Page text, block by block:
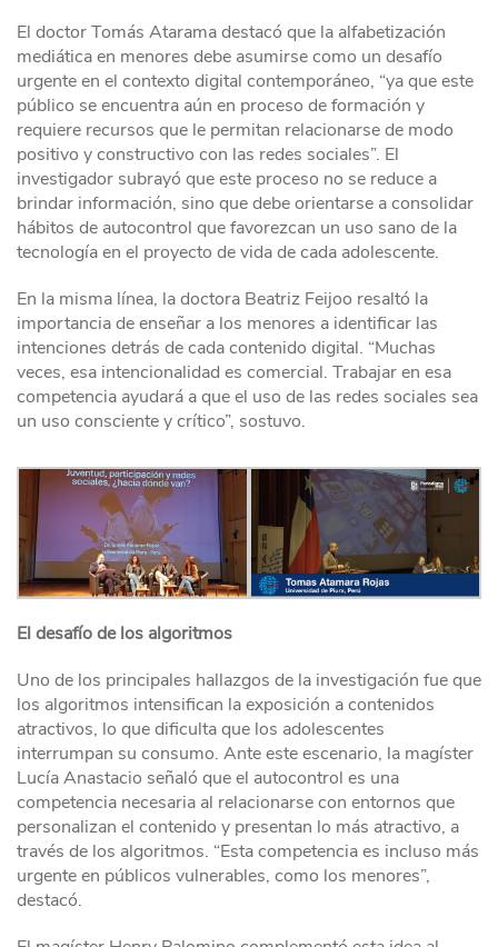
El doctor Tomás Atarama destacó que la alfabetización
mediática en menores debe asumirse como un desafío
urgente en el contexto digital contemporáneo, “ya que este
público se encuentra aún en proceso de formación y
requiere recursos que le permitan relacionarse de modo
positivo y constructivo con las redes sociales”. El
investigador subrayó que este proceso no se reduce a
brindar información, sino que debe orientarse a consolidar
hábitos de autocontrol que favorezcan un uso sano de la
tecnología en el proyecto de vida de cada adolescente.
En la misma línea, la doctora Beatriz Feijoo resaltó la
importancia de enseñar a los menores a identificar las
intenciones detrás de cada contenido digital. “Muchas
veces, esa intencionalidad es comercial. Trabajar en esa
competencia ayudará a que el uso de las redes sociales sea
un uso consciente y crítico”, sostuvo.
El desafío de los algoritmos
Uno de los principales hallazgos de la investigación fue que
los algoritmos intensifican la exposición a contenidos
atractivos, lo que dificulta que los adolescentes
interrumpan su consumo. Ante este escenario, la magíster
Lucía Anastacio señaló que el autocontrol es una
competencia necesaria al relacionarse con entornos que
personalizan el contenido y presentan lo más atractivo, a
través de los algoritmos. “Esta competencia es incluso más
urgente en públicos vulnerables, como los menores”,
destacó.